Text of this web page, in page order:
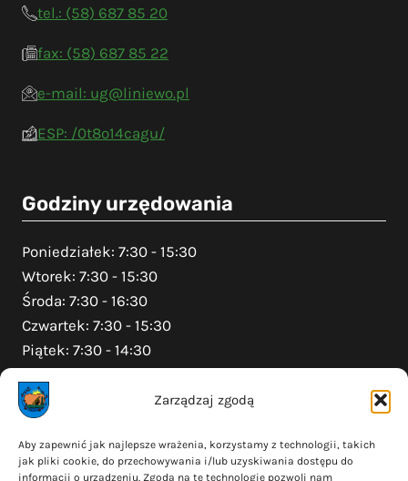
Zarządzaj zgodą
Aby zapewnić jak najlepsze wrażenia, korzystamy z technologii, takich
jak pliki cookie, do przechowywania i/lub uzyskiwania dostępu do
informacji o urządzeniu. Zgoda na te technologie pozwoli nam
tel.: (58) 687 85 20
fax: (58) 687 85 22
e-mail: ug@liniewo.pl
ESP: /0t8o14cagu/
Godziny urzędowania
Poniedziałek: 7:30 - 15:30
Wtorek: 7:30 - 15:30
Środa: 7:30 - 16:30
Czwartek: 7:30 - 15:30
Piątek: 7:30 - 14:30
Na skróty
Polityka prywatności